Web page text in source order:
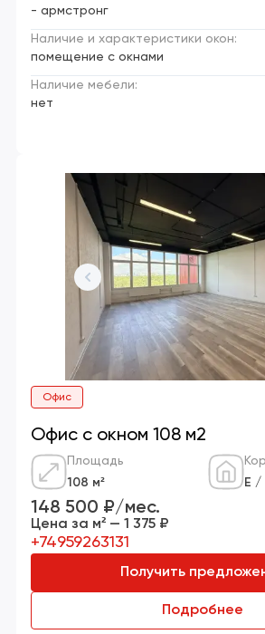
- армстронг
Наличие и характеристики окон:
помещение с окнами
Наличие мебели:
нет
Офис
Офис с окном 108 м2
Площадь
108 м²
Е /
148 500 ₽/мес.
Цена за м² — 1 375 ₽
+74959263131
Получить
Подробнее